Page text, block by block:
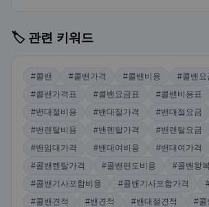
🏷️ 관련 키워드
#콜밴 #콜밴가격 #콜밴비용 #콜밴요
#콜밴가격표
#콜밴요금표 #콜밴비용표
#밴대절비용
#밴대절가격 #밴대절요금
#밴렌탈비용
#밴렌탈가격 #밴렌탈요금
#밴임대가격
#밴대여비용 #밴대여가격
#콜밴렌탈가격
#콜밴편도비용
#콜밴왕
#콜밴기사포함비용
#콜밴기사포함가격
#콜밴견적
#밴견적 #밴대절견적
#콜